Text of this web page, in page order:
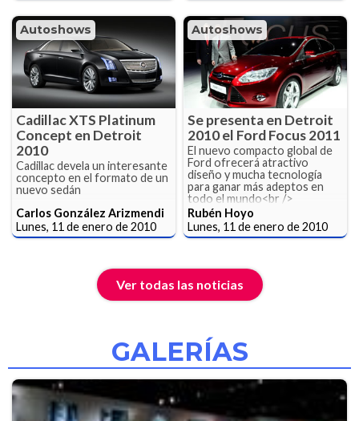
Autoshows
Cadillac XTS Platinum
Concept en Detroit
2010
Cadillac devela un interesante
concepto en el formato de un
nuevo sedán
Carlos González Arizmendi
Lunes, 11 de enero de 2010
Autoshows
Se presenta en Detroit
2010 el Ford Focus 2011
El nuevo compacto global de
Ford ofrecerá atractivo
diseño y mucha tecnología
para ganar más adeptos en
todo el mundo<br />
Rubén Hoyo
Lunes, 11 de enero de 2010
Ver todas las noticias
GALERÍAS